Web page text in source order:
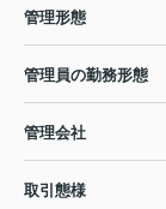
管理形態
管理員の勤務形態
管理会社
取引態様